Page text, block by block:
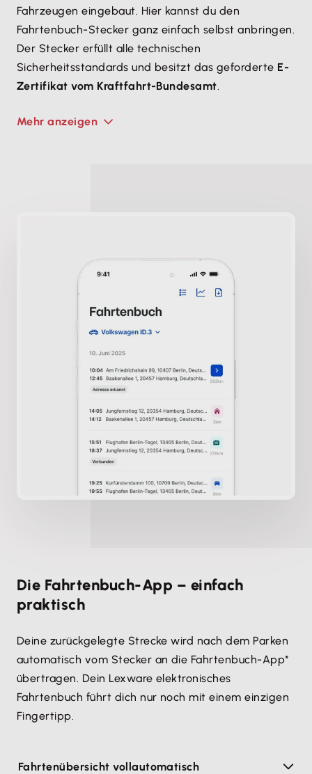
Fahrzeugen eingebaut. Hier kannst du den
Fahrtenbuch-Stecker ganz einfach selbst anbringen.
Der Stecker erfüllt alle technischen
Sicherheitsstandards und besitzt das geforderte E-
Zertifikat vom Kraftfahrt-Bundesamt.
Mehr anzeigen
Die Fahrtenbuch-App – einfach
praktisch
Deine zurückgelegte Strecke wird nach dem Parken
automatisch vom Stecker an die Fahrtenbuch-App*
übertragen. Dein Lexware elektronisches
Fahrtenbuch führt dich nur noch mit einem einzigen
Fingertipp.
Fahrtenübersicht vollautomatisch